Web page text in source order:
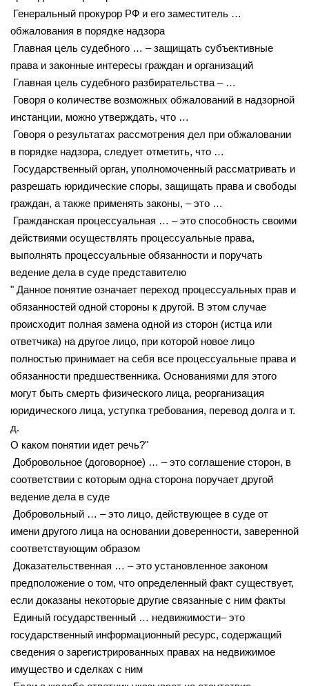
Генеральный прокурор РФ и его заместитель …
обжалования в порядке надзора
Главная цель судебного … – защищать субъективные
права и законные интересы граждан и организаций
Главная цель судебного разбирательства – …
Говоря о количестве возможных обжалований в надзорной
инстанции, можно утверждать, что …
Говоря о результатах рассмотрения дел при обжаловании
в порядке надзора, следует отметить, что …
Государственный орган, уполномоченный рассматривать и
разрешать юридические споры, защищать права и свободы
граждан, а также применять законы, – это …
Гражданская процессуальная … – это способность своими
действиями осуществлять процессуальные права,
выполнять процессуальные обязанности и поручать
ведение дела в суде представителю
" Данное понятие означает переход процессуальных прав и
обязанностей одной стороны к другой. В этом случае
происходит полная замена одной из сторон (истца или
ответчика) на другое лицо, при которой новое лицо
полностью принимает на себя все процессуальные права и
обязанности предшественника. Основаниями для этого
могут быть смерть физического лица, реорганизация
юридического лица, уступка требования, перевод долга и т.
д.
О каком понятии идет речь?"
Добровольное (договорное) … – это соглашение сторон, в
соответствии с которым одна сторона поручает другой
ведение дела в суде
Добровольный … – это лицо, действующее в суде от
имени другого лица на основании доверенности, заверенной
соответствующим образом
Доказательственная … – это установленное законом
предположение о том, что определенный факт существует,
если доказаны некоторые другие связанные с ним факты
Единый государственный … недвижимости– это
государственный информационный ресурс, содержащий
сведения о зарегистрированных правах на недвижимое
имущество и сделках с ним